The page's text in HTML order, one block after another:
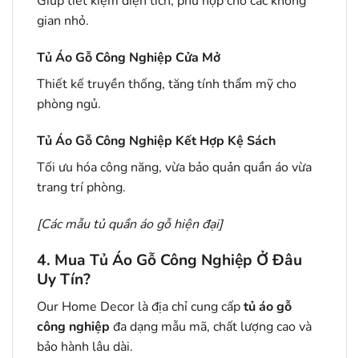
gian nhỏ.
Tủ Áo Gỗ Công Nghiệp Cửa Mở
Thiết kế truyền thống, tăng tính thẩm mỹ cho
phòng ngủ.
Tủ Áo Gỗ Công Nghiệp Kết Hợp Kệ Sách
Tối ưu hóa công năng, vừa bảo quản quần áo vừa
trang trí phòng.
[Các mẫu tủ quần áo gỗ hiện đại]
4. Mua Tủ Áo Gỗ Công Nghiệp Ở Đâu
Uy Tín?
Our Home Decor là địa chỉ cung cấptủ áo gỗ
công nghiệp đa dạng mẫu mã, chất lượng cao và
bảo hành lâu dài.